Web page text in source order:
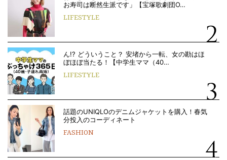
お寿司は断然生派です」【宝塚歌劇団O…
LIFESTYLE
ん!? どういうこと？ 安堵から一転、女の勘はほ
ぼほぼ当たる！【中学生ママ（40…
LIFESTYLE
話題のUNIQLOのデニムジャケットを購入！春気
分投入のコーディネート
FASHION